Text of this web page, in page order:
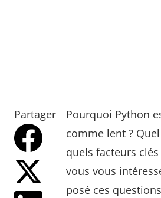
Partager
Pourquoi Python
comme lent ?
quels facteurs
vous vous
posé ces